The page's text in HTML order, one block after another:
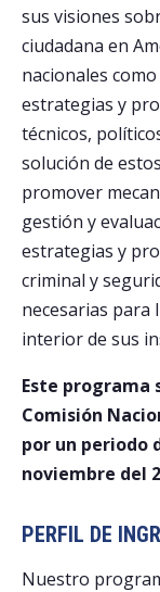
sus visiones
ciudadana en
nacionales
estrategias y
técnicos,
solución de
promover
gestión y
estrategias y
criminal y
necesarias para
interior de sus
Este programa
Comisión
por un periodo
noviembre del
PERFIL DE
Nuestro